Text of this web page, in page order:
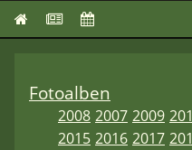
Fotoalben
2008 2007 2009
2015 2016 2017